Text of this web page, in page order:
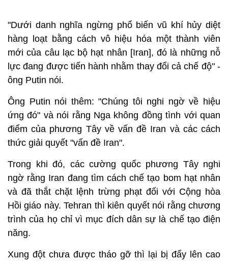
"Dưới danh nghĩa ngừng phổ biến vũ khí hủy diệt
hàng loạt bằng cách vô hiệu hóa một thành viên
mới của câu lạc bộ hạt nhân [Iran], đó là những nỗ
lực đang được tiến hành nhằm thay đổi cả chế độ" -
ông Putin nói.
Ông Putin nói thêm: "Chúng tôi nghi ngờ về hiệu
ứng đó" và nói rằng Nga không đồng tình với quan
điểm của phương Tây về vấn đề Iran và các cách
thức giải quyết "vấn đề Iran".
Trong khi đó, các cường quốc phương Tây nghi
ngờ rằng Iran đang tìm cách chế tạo bom hạt nhân
và đã thắt chặt lệnh trừng phạt đối với Cộng hòa
Hồi giáo này. Tehran thì kiên quyết nói rằng chương
trình của họ chỉ vì mục đích dân sự là chế tạo điện
năng.
Xung đột chưa được tháo gỡ thì lại bị đẩy lên cao